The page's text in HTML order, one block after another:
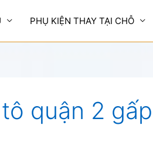
PHỤ KIỆN THAY TẠI CHỖ
quận 2 gấp